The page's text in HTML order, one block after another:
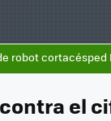
robot cortacésped
el